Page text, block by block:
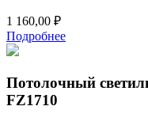
1 160,00 ₽
Подробнее
Потолочный
FZ1710